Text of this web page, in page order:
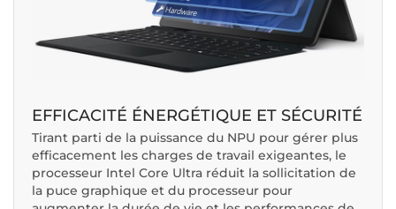
EFFICACITÉ ÉNERGÉTIQUE ET SÉCURITÉ
Tirant parti de la puissance du NPU pour gérer plus
efficacement les charges de travail exigeantes, le
processeur Intel Core Ultra réduit la sollicitation de
la puce graphique et du processeur pour